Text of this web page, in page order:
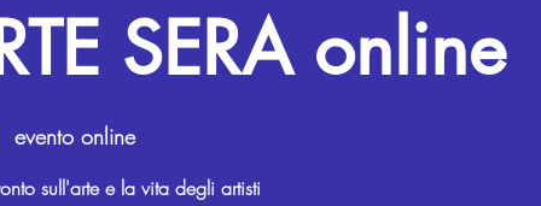
SERA online
evento online
sull'arte e la vita degli artisti